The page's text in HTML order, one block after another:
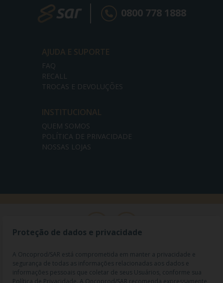
0800 778 1888
AJUDA E SUPORTE
FAQ
RECALL
TROCAS E DEVOLUÇÕES
INSTITUCIONAL
QUEM SOMOS
POLÍTICA DE PRIVACIDADE
NOSSAS LOJAS
Proteção de dados e privacidade
A Oncoprod/SAR está comprometida em manter a privacidade e
segurança de todas as informações relacionadas aos dados e
informações pessoais que coletar de seus Usuários, conforme sua
Política de Privacidade. A Oncoprod/SAR recomenda expressamente